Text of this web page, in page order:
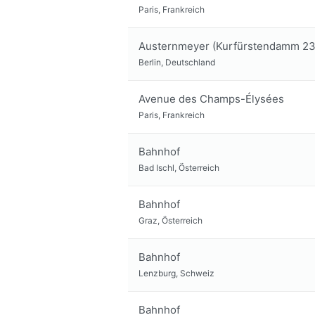
Paris, Frankreich
Austernmeyer (Kurfürstendamm
Berlin, Deutschland
Avenue des Champs-Élysées
Paris, Frankreich
Bahnhof
Bad Ischl, Österreich
Bahnhof
Graz, Österreich
Bahnhof
Lenzburg, Schweiz
Bahnhof